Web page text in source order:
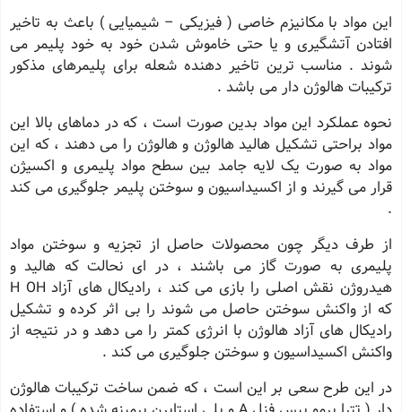
این مواد با مکانیزم خاصی ( فیزیکی – شیمیایی ) باعث به تاخیر
افتادن آتشگیری و یا حتی خاموش شدن خود به خود پلیمر می
شوند . مناسب ترین تاخیر دهنده شعله برای پلیمرهای مذکور
ترکیبات هالوژن دار می باشد .
نحوه عملکرد این مواد بدین صورت است ، که در دماهای بالا این
مواد براحتی تشکیل هالید هالوژن و هالوژن را می دهند ، که این
مواد به صورت یک لایه جامد بین سطح مواد پلیمری و اکسیژن
قرار می گیرند و از اکسیداسیون و سوختن پلیمر جلوگیری می کند
.
از طرف دیگر چون محصولات حاصل از تجزیه و سوختن مواد
پلیمری به صورت گاز می باشند ، در ای نحالت که هالید و
هیدروژن نقش اصلی را بازی می کند ، رادیکال های آزاد H OH
که از واکنش سوختن حاصل می شوند را بی اثر کرده و تشکیل
رادیکال های آزاد هالوژن با انرژی کمتر را می دهد و در نتیجه از
واکنش اکسیداسیون و سوختن جلوگیری می کند .
در این طرح سعی بر این است ، که ضمن ساخت ترکیبات هالوژن